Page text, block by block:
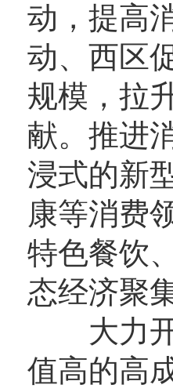
动，提高
动、西区
规模，拉
献。推进
浸式的新
康等消费
特色餐饮
态经济聚
大力开
值高的高